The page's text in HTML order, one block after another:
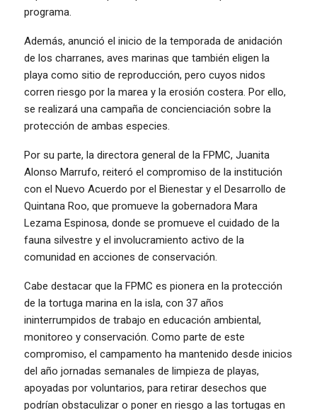
programa.
Además, anunció el inicio de la temporada de anidación
de los charranes, aves marinas que también eligen la
playa como sitio de reproducción, pero cuyos nidos
corren riesgo por la marea y la erosión costera. Por ello,
se realizará una campaña de concienciación sobre la
protección de ambas especies.
Por su parte, la directora general de la FPMC, Juanita
Alonso Marrufo, reiteró el compromiso de la institución
con el Nuevo Acuerdo por el Bienestar y el Desarrollo de
Quintana Roo, que promueve la gobernadora Mara
Lezama Espinosa, donde se promueve el cuidado de la
fauna silvestre y el involucramiento activo de la
comunidad en acciones de conservación.
Cabe destacar que la FPMC es pionera en la protección
de la tortuga marina en la isla, con 37 años
ininterrumpidos de trabajo en educación ambiental,
monitoreo y conservación. Como parte de este
compromiso, el campamento ha mantenido desde inicios
del año jornadas semanales de limpieza de playas,
apoyadas por voluntarios, para retirar desechos que
podrían obstaculizar o poner en riesgo a las tortugas en